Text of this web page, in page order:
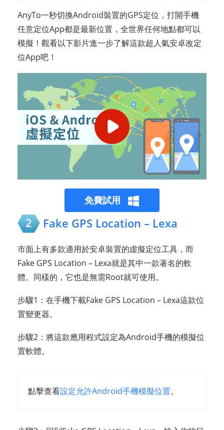
AnyTo一秒切換Android裝置的GPS定位，打開手機
任意定位App都是最新位置，全世界任何地點都可以
模擬！觀看以下影片進一步了解這款超人氣安卓改定
位App吧！
免費試用
2 Fake GPS Location – Lexa
市面上有多款適用於安卓裝置的虛擬定位工具，而
Fake GPS Location – Lexa就是其中一款著名的軟
體。同樣的，它也是無需Root就可使用。
步驟1：在手機下載Fake GPS Location – Lexa這款位
置變更器。
步驟2：將這款應用程式設定為Android手機的模擬位
置軟體。
點擊查看設定允許Android手機模擬位置。